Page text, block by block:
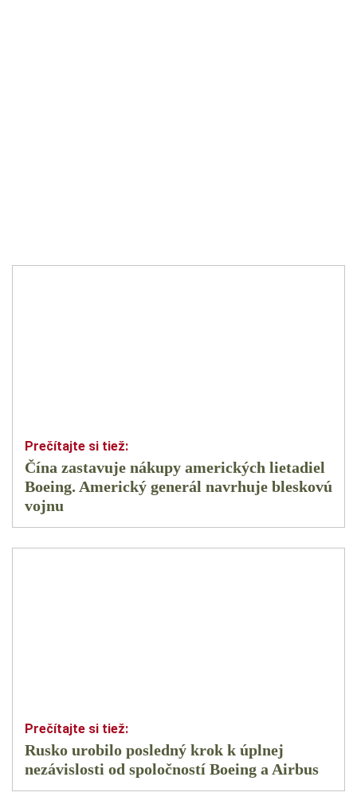
Čína zastavuje nákupy amerických lietadiel
Boeing. Americký generál navrhuje bleskovú
vojnu
Rusko urobilo posledný krok k úplnej
nezávislosti od spoločností Boeing a Airbus